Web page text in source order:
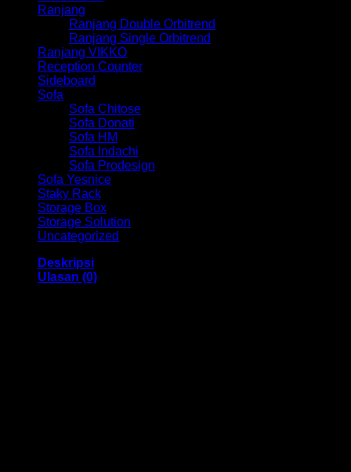
Ranjang
Ranjang Double Orbitrend
Ranjang Single Orbitrend
Ranjang VIKKO
Reception Counter
Sideboard
Sofa
Sofa Chitose
Sofa Donati
Sofa HM
Sofa Indachi
Sofa Prodesign
Sofa Yesnice
Staky Rack
Storage Box
Storage Solution
Uncategorized
Deskripsi
Ulasan (0)